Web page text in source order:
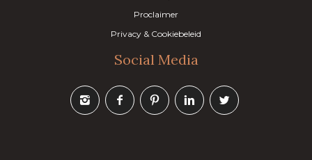
Proclaimer
Privacy & Cookiebeleid
Social Media